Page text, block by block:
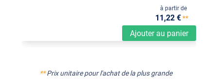
Ajouter au panier
à partir de
11,22 €**
**Prix unitaire pour l'achat de la plus grande